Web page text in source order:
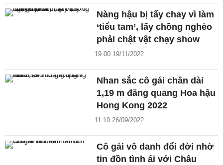
Nàng hậu bị tẩy chay vì làm
‘tiểu tam’, lấy chồng nghèo
phải chật vật chạy show
19:00 19/11/2022
Nhan sắc cô gái chân dài
1,19 m đăng quang Hoa hậu
Hong Kong 2022
11:10 26/09/2022
Cô gái vô danh đổi đời nhờ
tin đồn tình ái với Châu